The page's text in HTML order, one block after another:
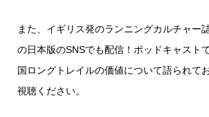
また、イギリス発のランニングカルチャー
の日本版のSNSでも配信！ポッドキャスト
国ロングトレイルの価値について語られて
視聴ください。